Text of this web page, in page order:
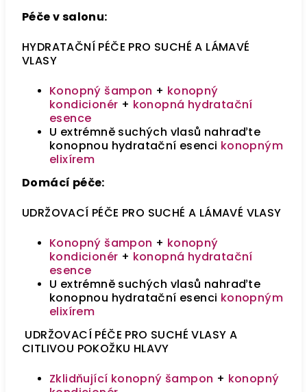
Péčev salonu:
HYDRATAČNÍ PÉČE PRO SUCHÉ A LÁMAVÉ
VLASY
Konopný šampon + konopný
kondicionér + konopná hydratační
esence
U extrémně suchých vlasů nahraďte
konopnou hydratační esenci konopným
elixírem
Domácí péče:
UDRŽOVACÍ PÉČE PRO SUCHÉ A LÁMAVÉ VLASY
Konopný šampon + konopný
kondicionér + konopná hydratační
esence
U extrémně suchých vlasů nahraďte
konopnou hydratační esenci konopným
elixírem
UDRŽOVACÍ PÉČE PRO SUCHÉ VLASY A
CITLIVOU POKOŽKU HLAVY
Zklidňující konopný šampon + konopný